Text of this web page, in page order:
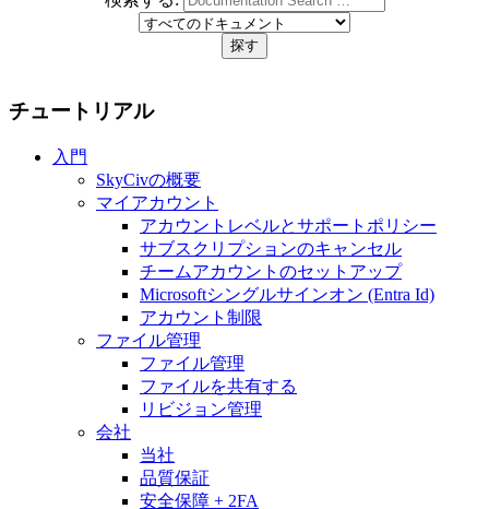
チュートリアル
入門
SkyCivの概要
マイアカウント
アカウントレベルとサポートポリシー
サブスクリプションのキャンセル
チームアカウントのセットアップ
Microsoftシングルサインオン (Entra Id)
アカウント制限
ファイル管理
ファイル管理
ファイルを共有する
リビジョン管理
会社
当社
品質保証
安全保障 + 2FA